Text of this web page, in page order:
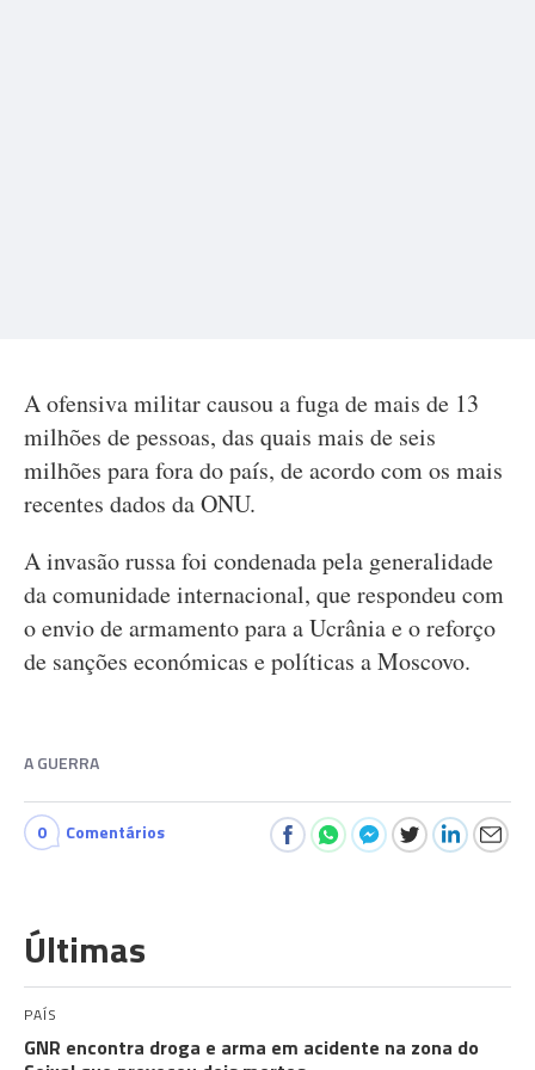
A ofensiva militar causou a fuga de mais de 13
milhões de pessoas, das quais mais de seis
milhões para fora do país, de acordo com os mais
recentes dados da ONU.
A invasão russa foi condenada pela generalidade
da comunidade internacional, que respondeu com
o envio de armamento para a Ucrânia e o reforço
de sanções económicas e políticas a Moscovo.
A GUERRA
0 Comentários
Últimas
PAÍS
GNR encontra droga e arma em acidente na zona do